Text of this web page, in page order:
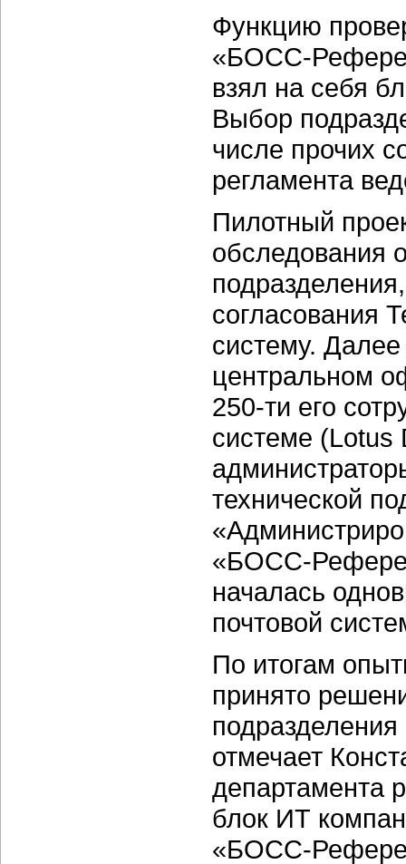
Функцию
«БОСС-
взял на себя
Выбор
числе прочих
регламента
Пилотный
обследования
согласования
систему.
центральном
250-ти его
системе
технической
«БОСС-
началась
почтовой
По итогам
принято
отмечает
департамента
блок ИТ
«БОСС-